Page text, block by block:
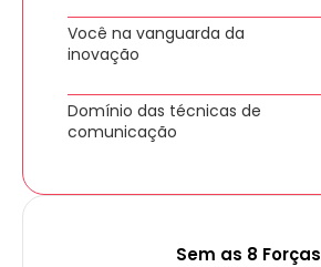
Você na vanguarda da
inovação
Domínio das técnicas de
comunicação
Sem as 8 Forças